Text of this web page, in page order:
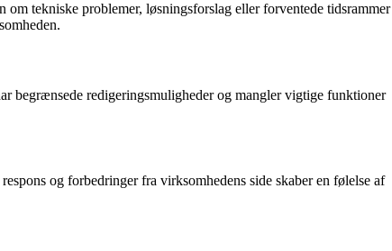
tekniske problemer, løsningsforslag eller forventede tidsrammer
begrænsede redigeringsmuligheder og mangler vigtige funktioner
og forbedringer fra virksomhedens side skaber en følelse af